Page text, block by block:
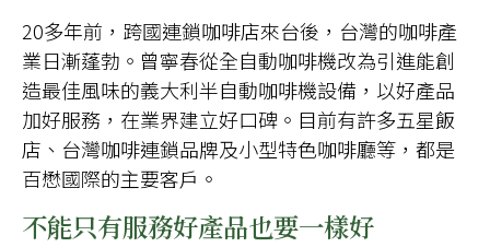
20多年前，跨國連鎖咖啡店來台後，台灣的咖啡產
業日漸蓬勃。曾寧春從全自動咖啡機改為引進能創
造最佳風味的義大利半自動咖啡機設備，以好產品
加好服務，在業界建立好口碑。目前有許多五星飯
店、台灣咖啡連鎖品牌及小型特色咖啡廳等，都是
百懋國際的主要客戶。
不能只有服務好產品也要一樣好